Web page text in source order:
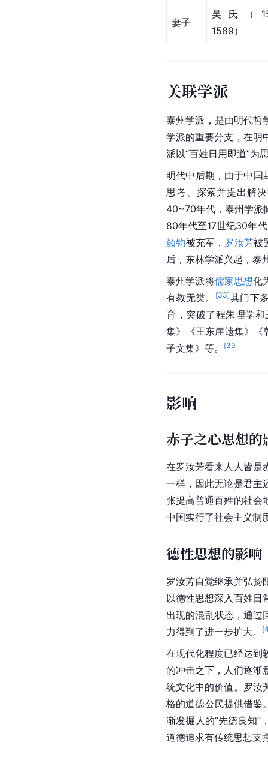
妻子
吴氏（
1589）
关联学派
泰州学派，是由明代哲
学派的重要分支，在明
派以“百姓日用即道”为
明代中后期，由于中国
思考、探索并提出解
40~70年代，泰州学派
80年代至17世纪30年
颜钧被充军， 罗汝芳被
后，东林学派兴起，泰
泰州学派将儒家思想化
有教无类。
[33]其门下
育，突破了程朱理学
集》《王东崖遗集》《
子文集》等。
[39]
影响
赤子之心思想的
在罗汝芳看来人人皆是
一样，因此无论是君主
张提高普通百姓的社会
中国实行了社会主义制
德性思想的影响
罗汝芳自觉继承并弘扬
以德性思想深入百姓日
出现的混乱状态，通过
力得到了进一步扩大。
[
在现代化程度已经达到
的冲击之下，人们逐渐
统文化中的价值。罗汝
格的道德公民提供借鉴
渐发掘人的“先德良知”
道德追求有传统思想支